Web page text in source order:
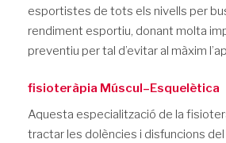
esportistes de tots els nivells per
rendiment esportiu, donant molta
preventiu per tal d’evitar al màxim
fisioteràpia Múscul–Esquelètica
Aquesta especialització de la
tractar les dolències i disfuncions